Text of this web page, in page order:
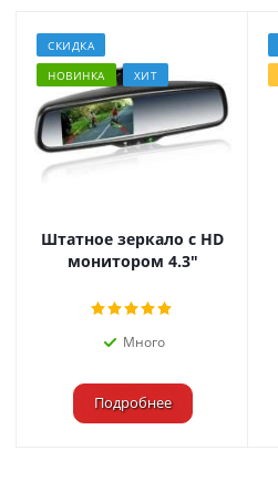
СКИДКА
НОВИНКА
ХИТ
Штатное зеркало с HD
монитором 4.3"
Много
Подробнее